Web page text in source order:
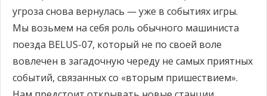
угроза снова вернулась — уже в событиях игры.
Мы возьмем на себя роль обычного машиниста
поезда BELUS-07, который не по своей воле
вовлечен в загадочную череду не самых приятных
событий, связанных со «вторым пришествием».